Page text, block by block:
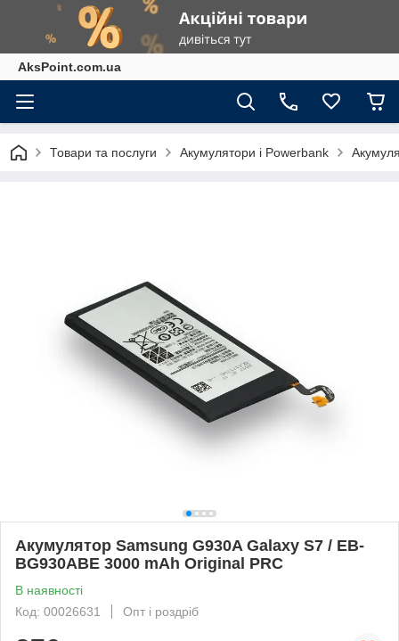
AksPoint.com.ua
Товари та послуги Акумулятори і Powerbank
Акумулятор Samsung G930A Galaxy S7 / EB-
BG930ABE 3000 mAh Original PRC
В наявності
Код: 00026631
Опт і роздріб